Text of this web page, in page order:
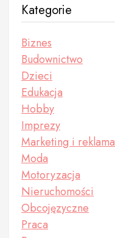
Kategorie
Biznes
Budownictwo
Dzieci
Edukacja
Hobby
Imprezy
Marketing i reklama
Moda
Motoryzacja
Nieruchomości
Obcojęzyczne
Praca